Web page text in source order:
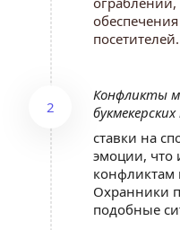
посетителей.
2
Конфликты
ставки на
эмоции, что
конфликтам
Охранники
подобные